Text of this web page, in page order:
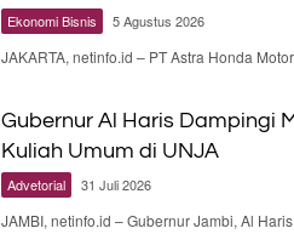
Ekonomi Bisnis 5 Agustus 2026
JAKARTA, netinfo.id – PT Astra Honda
Gubernur Al Haris Dampingi
Kuliah Umum di UNJA
Advetorial 31 Juli 2026
JAMBI, netinfo.id – Gubernur Jambi, Al